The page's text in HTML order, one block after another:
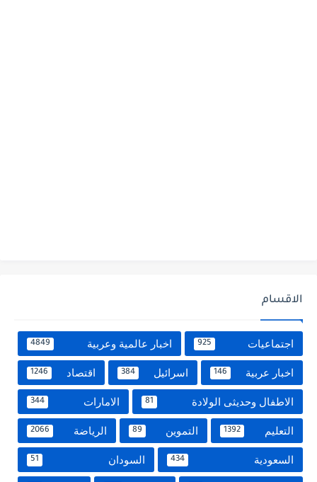
الاقسام
اجتماعيات 925 اخبار عالمية وعربية 4849
اخبار عربية 146 اسرائيل 384 اقتصاد 1246
الاطفال وحديثى الولادة 81 الامارات 344
التعليم 1392 التموين 89 الرياضة 2066
السعودية 434 السودان 51